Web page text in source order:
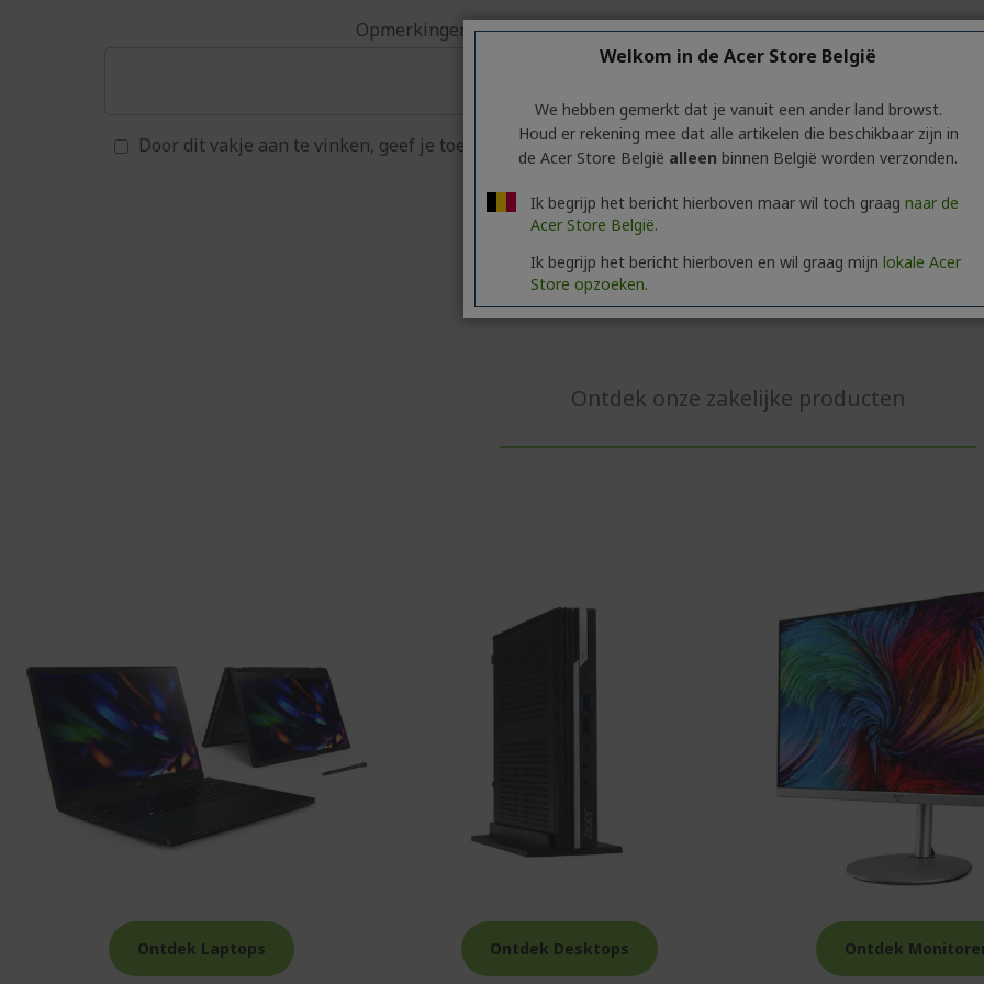
Opmerkingen
Door dit vakje aan te vinken, geef je toestemming om marketingcommunicatie van ACER te
de link in de e-mail.*
Verzoek verzenden
Ontdek onze zakelijke producten
Ontdek Laptops Ontdek Desktops Ontdek
Welkom in de Acer Store België
We hebben gemerkt dat je vanuit een ander land browst.
Houd er rekening mee dat alle artikelen die beschikbaar zijn in
de Acer Store België alleen binnen België worden verzonden.
Ik begrijp het bericht hierboven maar wil toch graag naar de
Acer Store België.
Ik begrijp het bericht hierboven en wil graag mijn lokale Acer
Store opzoeken.